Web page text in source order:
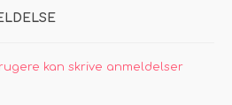
kan skrive anmeldelser